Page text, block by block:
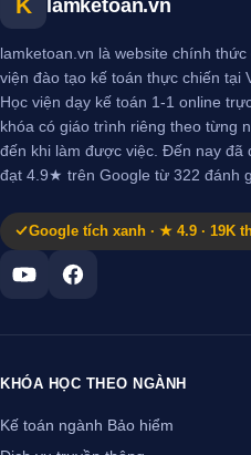
K lamketoan.vn
lamketoan.vn là website chính
viện đào tạo kế toán thực chiến tại
Học viện dạy kế toán 1-1 online
khóa có giáo trình riêng theo từng
đến khi làm được việc. Đến nay đã
đạt 4.9★ trên Google từ 322 đánh
Google tích xanh · ★ 4.9 · 19K
KHÓA HỌC THEO NGÀNH
Kế toán ngành Bảo hiểm